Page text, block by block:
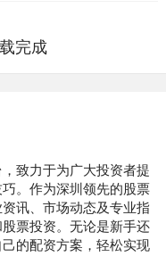
完成
致力于为广大投资者提
。作为深圳领先的股票
讯、市场动态及专业指
票投资。无论是新手还
的配资方案，轻松实现